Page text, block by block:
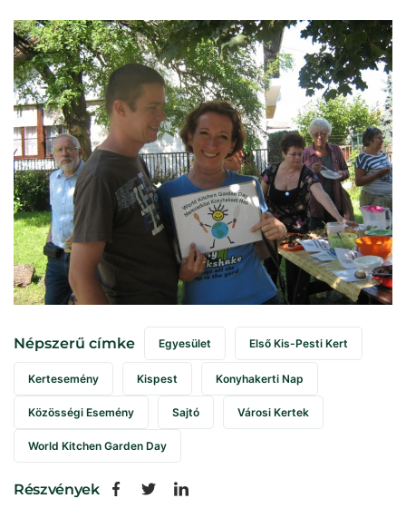
Népszerű címke Egyesület Első Kis-Pesti Kert
Kertesemény Kispest Konyhakerti Nap
Közösségi Esemény Sajtó Városi Kertek
World Kitchen Garden Day
Részvények